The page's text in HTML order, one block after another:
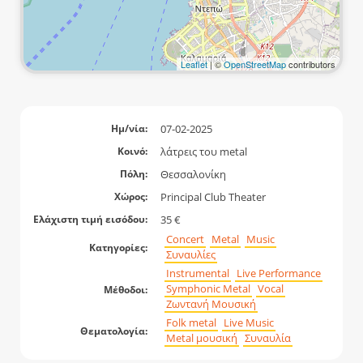
Leaflet| ©OpenStreetMapcontributors
Ημ/νία: 07-02-2025
Κοινό: λάτρεις του metal
Πόλη: Θεσσαλονίκη
Χώρος: Principal Club Theater
Ελάχιστη τιμή εισόδου: 35 €
Κατηγορίες:
Concert Metal Music
Συναυλίες
Μέθοδοι:
Instrumental Live Performance
Symphonic Metal Vocal
Ζωντανή Μουσική
Θεματολογία:
Folk metal Live Music
Metal μουσική Συναυλία